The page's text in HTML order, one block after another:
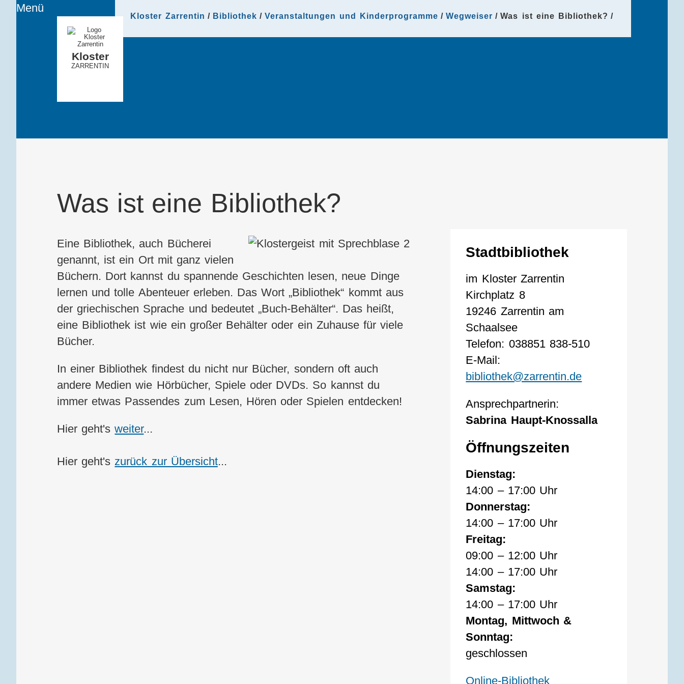
Menü
Kloster
ZARRENTIN
Kloster Zarrentin Bibliothek Veranstaltungen und Kinderprogramme Wegweiser Was ist eine Bibliothek?
Was ist eine Bibliothek?
Eine Bibliothek, auch Bücherei
genannt, ist ein Ort mit ganz vielen
Büchern. Dort kannst du spannende Geschichten lesen, neue Dinge
lernen und tolle Abenteuer erleben. Das Wort „Bibliothek“ kommt aus
der griechischen Sprache und bedeutet „Buch-Behälter“. Das heißt,
eine Bibliothek ist wie ein großer Behälter oder ein Zuhause für viele
Bücher.
In einer Bibliothek findest du nicht nur Bücher, sondern oft auch
andere Medien wie Hörbücher, Spiele oder DVDs. So kannst du
immer etwas Passendes zum Lesen, Hören oder Spielen entdecken!
Hier geht'sweiter...
Hier geht'szurück zur Übersicht...
Stadtbibliothek
im Kloster Zarrentin
Kirchplatz 8
19246 Zarrentin am
Schaalsee
Telefon: 038851 838-510
E-Mail:
bibliothek@zarrentin.de
Ansprechpartnerin:
Sabrina Haupt-Knossalla
Öffnungszeiten
Dienstag:
14:00 – 17:00 Uhr
Donnerstag:
14:00 – 17:00 Uhr
Freitag:
09:00 – 12:00 Uhr
14:00 – 17:00 Uhr
Samstag:
14:00 – 17:00 Uhr
Montag, Mittwoch &
Sonntag:
geschlossen
Online-Bibliothek